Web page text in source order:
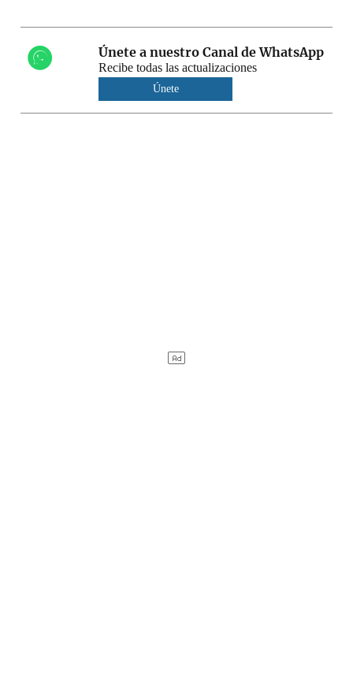
Únete a nuestro Canal de WhatsApp
Recibe todas las actualizaciones
Únete